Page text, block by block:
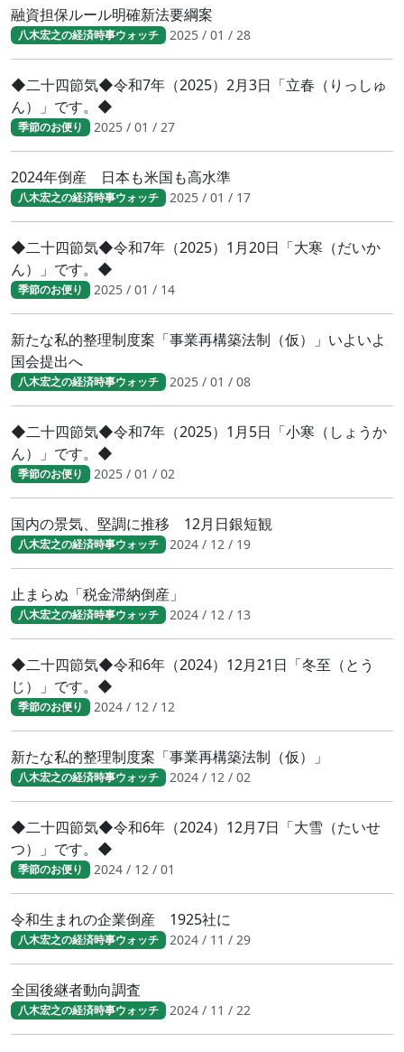
融資担保ルール明確新法要綱案
八木宏之の経済時事ウォッチ 2025 / 01 / 28
◆二十四節気◆令和7年（2025）2月3日「立春（りっしゅ
ん）」です。◆
季節のお便り 2025 / 01 / 27
2024年倒産 日本も米国も高水準
八木宏之の経済時事ウォッチ 2025 / 01 / 17
◆二十四節気◆令和7年（2025）1月20日「大寒（だいか
ん）」です。◆
季節のお便り 2025 / 01 / 14
新たな私的整理制度案「事業再構築法制（仮）」いよいよ
国会提出へ
八木宏之の経済時事ウォッチ 2025 / 01 / 08
◆二十四節気◆令和7年（2025）1月5日「小寒（しょうか
ん）」です。◆
季節のお便り 2025 / 01 / 02
国内の景気、堅調に推移 12月日銀短観
八木宏之の経済時事ウォッチ 2024 / 12 / 19
止まらぬ「税金滞納倒産」
八木宏之の経済時事ウォッチ 2024 / 12 / 13
◆二十四節気◆令和6年（2024）12月21日「冬至（とう
じ）」です。◆
季節のお便り 2024 / 12 / 12
新たな私的整理制度案「事業再構築法制（仮）」
八木宏之の経済時事ウォッチ 2024 / 12 / 02
◆二十四節気◆令和6年（2024）12月7日「大雪（たいせ
つ）」です。◆
季節のお便り 2024 / 12 / 01
令和生まれの企業倒産 1925社に
八木宏之の経済時事ウォッチ 2024 / 11 / 29
全国後継者動向調査
八木宏之の経済時事ウォッチ 2024 / 11 / 22